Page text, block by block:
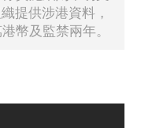
提供涉港資料，
幣及監禁兩年。